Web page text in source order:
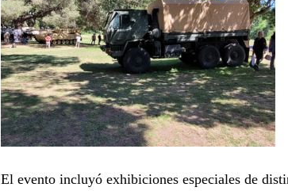
El evento incluyó exhibiciones especiales de